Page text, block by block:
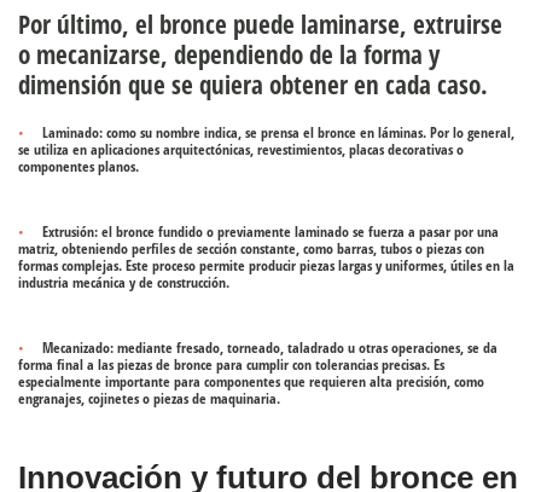
Por último, el bronce puede laminarse, extruirse
o mecanizarse, dependiendo de la forma y
dimensión que se quiera obtener en cada caso.
Laminado: como su nombre indica, se prensa el bronce en láminas. Por lo general,
se utiliza en aplicaciones arquitectónicas, revestimientos, placas decorativas o
componentes planos.
Extrusión: el bronce fundido o previamente laminado se fuerza a pasar por una
matriz, obteniendo perfiles de sección constante, como barras, tubos o piezas con
formas complejas. Este proceso permite producir piezas largas y uniformes, útiles en la
industria mecánica y de construcción.
Mecanizado: mediante fresado, torneado, taladrado u otras operaciones, se da
forma final a las piezas de bronce para cumplir con tolerancias precisas. Es
especialmente importante para componentes que requieren alta precisión, como
engranajes, cojinetes o piezas de maquinaria.
Innovación y futuro del bronce en